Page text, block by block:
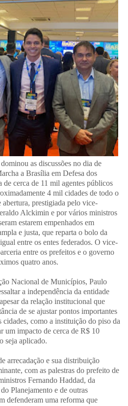
as discussões no dia de
a Brasília em Defesa dos
cerca de 11 mil agentes públicos
4 mil cidades de todo o
abertura, prestigiada pelo vice-
Alckimin e por vários ministros
estarem empenhados em
e justa, que reparta o bolo da
entre os entes federados. O vice-
entre os prefeitos e o governo
quatro anos.
Nacional de Municípios, Paulo
a independência da entidade
da relação institucional que
de se ajustar pontos importantes
cidades, como a instituição do piso da
um impacto de cerca de R$ 10
seja aplicado.
arrecadação e sua distribuição
com as palestras do prefeito de
Fernando Haddad, da
Planejamento e de outras
defenderam uma reforma que